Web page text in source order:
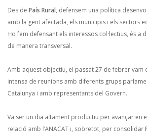
Des de País Rural, defensem una política
amb la gent afectada, els municipis i els sectors
Ho fem defensant els interessos col·lectius, és a
de manera transversal.
Amb aquest objectiu, el passat 27 de febrer vam
intensa de reunions amb diferents grups
Catalunya i amb representants del Govern.
Va ser un dia altament productiu per avançar en
relació amb l’ANACAT i, sobretot, per consolidar